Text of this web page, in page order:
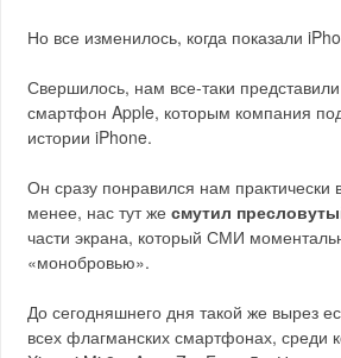
Но все изменилось, когда показали
Свершилось, нам все-таки
смартфон Apple, которым компания
истории iPhone.
Он сразу понравился нам практически
менее, нас тут жесмутил
части экрана, который СМИ
«монобровью».
До сегодняшнего дня такой же вырез
всех флагманских смартфонах, среди